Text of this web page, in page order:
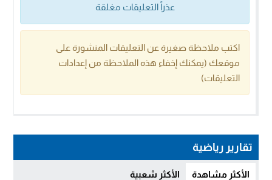
عذراً التعليقات مغلقة
اكتب ملاحظة صغيرة عن التعليقات المنشورة على
موقعك (يمكنك إخفاء هذه الملاحظة من إعدادات
التعليقات)
تقارير رياضية
الأكثر مشاهدة الأكثر شعبية